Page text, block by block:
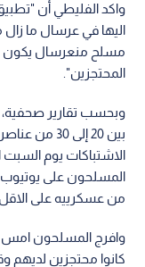
واكد الفليطي أن
اليها في عرسال ما
مسلح منعرسال يكون
المحتجزين".
وبحسب تقارير
بين 20 إلى
من عسكرييه على الاقل.
كانوا محتجزين لديهم